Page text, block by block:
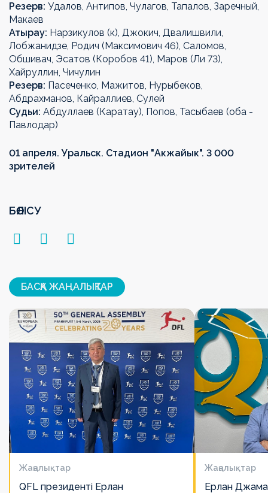
Резерв: Удалов, Антипов, Чулагов, Тапалов, Заречный,
Макаев
Атырау: Нарзикулов (к), Джокич, Двалишвили,
Лобжанидзе, Родич (Максимович 46), Саломов,
Обшивач, Эсатов (Коробов 41), Маров (Ли 73),
Хайруллин, Чичулин
Резерв: Пасеченко, Мажитов, Нурыбеков,
Абдрахманов, Кайраллиев, Сулей
Судьи: Абдуллаев (Каратау), Попов, Тасыбаев (оба -
Павлодар)
01 апреля. Уральск. Стадион "Акжайык". 3 000
зрителей
БӨЛІСУ
БАСҚА ЖАҢАЛЫҚТАР
Жаңалықтар
QFL президенті Ерлан
Жаңалықтар
Ерлан